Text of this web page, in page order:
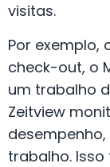
visitas.
Por
check-out, o
um trabalho
Zeitview
trabalho.